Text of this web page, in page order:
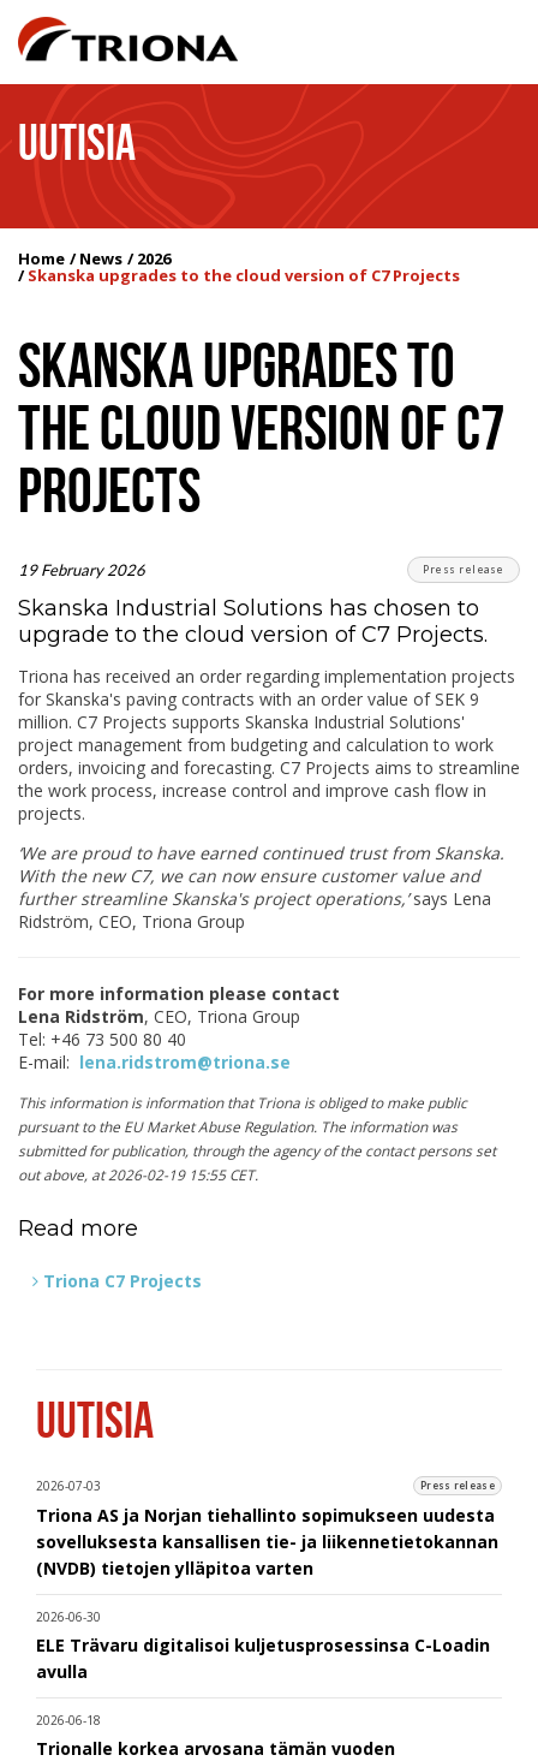
UUTISIA
Home News 2026
Skanska upgrades to the cloud version of C7 Projects
SKANSKA UPGRADES TO
THE CLOUD VERSION OF C7
PROJECTS
19 February 2026 Press release
Skanska Industrial Solutions has chosen to
upgrade to the cloud version of C7 Projects.
Triona has received an order regarding implementation projects
for Skanska's paving contracts with an order value of SEK 9
million. C7 Projects supports Skanska Industrial Solutions'
project management from budgeting and calculation to work
orders, invoicing and forecasting. C7 Projects aims to streamline
the work process, increase control and improve cash flow in
projects.
‘We are proud to have earned continued trust from Skanska.
With the new C7, we can now ensure customer value and
further streamline Skanska's project operations,’says Lena
Ridström, CEO, Triona Group
For more information please contact
Lena Ridström, CEO, Triona Group
Tel: +46 73 500 80 40
E-mail: lena.ridstrom@triona.se
This information is information that Triona is obliged to make public
pursuant to the EU Market Abuse Regulation. The information was
submitted for publication, through the agency of the contact persons set
out above, at 2026-02-19 15:55 CET.
Read more
Triona C7 Projects
UUTISIA
2026-07-03 Press release
Triona AS ja Norjan tiehallinto sopimukseen uudesta
sovelluksesta kansallisen tie- ja liikennetietokannan
(NVDB) tietojen ylläpitoa varten
2026-06-30
ELE Trävaru digitalisoi kuljetusprosessinsa C-Loadin
avulla
2026-06-18
Trionalle korkea arvosana tämän vuoden